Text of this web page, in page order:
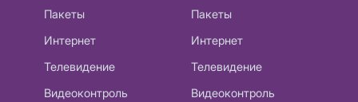
Пакеты
Интернет
Телевидение
Видеоконтроль
Пакеты
Интернет
Телевидение
Видеоконтроль